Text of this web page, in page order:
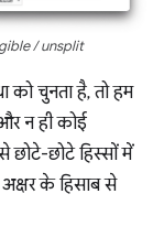
/ unsplit
को चुनता है, तो हम
न ही कोई
छोटे-छोटे हिस्सों में
के हिसाब से